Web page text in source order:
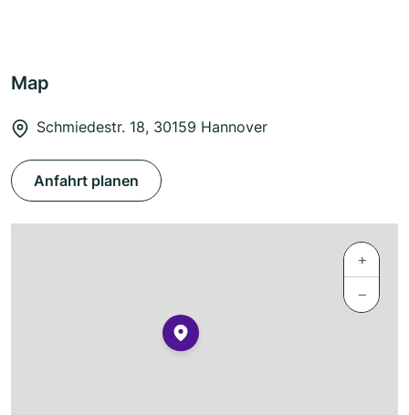
Map
Schmiedestr. 18, 30159 Hannover
Anfahrt planen
+
−